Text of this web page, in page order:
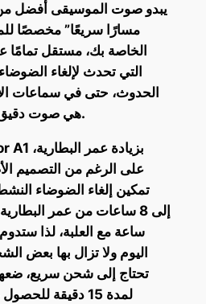
يبدو صوت الموسيقى أفضل
الخاصة بك، مستقل تمامًا
التي تحدث لإلغاء
الحدوث، حتى في سماعات
هي صوت دقيق للغاية ومفصل وغامر.
على الرغم من التصميم
تمكين إلغاء الضوضاء
ساعة مع العلبة، لذا
اليوم ولا تزال بها بعض
تحتاج إلى شحن سريع،
لمدة 15 دقيقة